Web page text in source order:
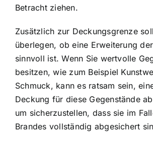
Betracht ziehen.
Zusätzlich zur Deckungsgrenze
überlegen, ob eine Erweiterung
sinnvoll ist. Wenn Sie wertvolle
besitzen, wie zum Beispiel
Schmuck, kann es ratsam sein,
Deckung für diese Gegenstände
um sicherzustellen, dass sie im
Brandes vollständig abgesichert